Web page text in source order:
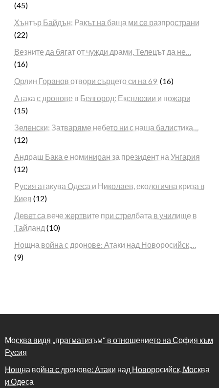
(45)
Хънтър Байдън: Ракът на баща ми се разпространи
(22)
Везните да бягат от чужди драми, Телецът да не…
(16)
Орлин Горанов отвори сърцето си на 69 (16)
Атака с дронове в Белгород: Експлозии и пожари
(15)
Зеленски: Затваряме небето ни с наша балистика…
(12)
Андраш Бака е номиниран за президент на Унгария
(12)
Русия атакува Одеса и Николаев, екологична криза в
Киев (12)
Девет са вече жертвите при стрелбата в училище в
Тайланд (10)
Нощна война с дронове: Атаки над Новоросийск,…
(9)
Москва видя „прагматизъм“ в отношението на София към
Русия
Нощна война с дронове: Атаки над Новоросийск, Москва
и Одеса